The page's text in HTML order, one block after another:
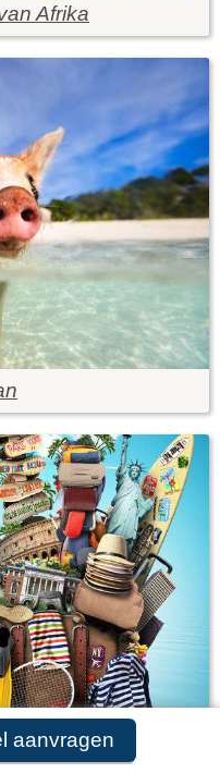
aanvragen
Afrika
van je koffer